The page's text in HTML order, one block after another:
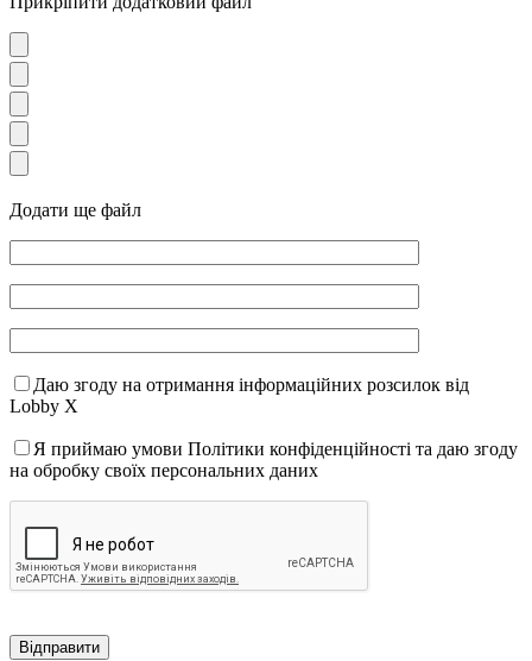
Додати ще файл
Даю згоду на отримання інформаційних розсилок від
Lobby X
Я приймаю умови Політики конфіденційності та даю згоду
на обробку своїх персональних даних